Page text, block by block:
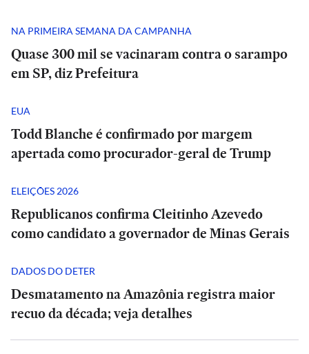
NA PRIMEIRA SEMANA DA CAMPANHA
Quase 300 mil se vacinaram contra o sarampo
em SP, diz Prefeitura
EUA
Todd Blanche é confirmado por margem
apertada como procurador-geral de Trump
ELEIÇÕES 2026
Republicanos confirma Cleitinho Azevedo
como candidato a governador de Minas Gerais
DADOS DO DETER
Desmatamento na Amazônia registra maior
recuo da década; veja detalhes